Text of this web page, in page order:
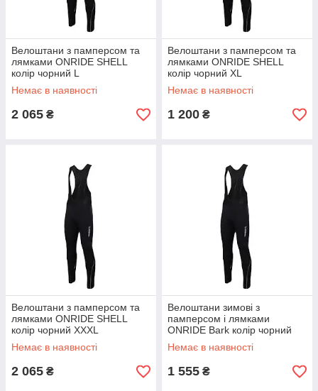
Велоштани з памперсом та
лямками ONRIDE SHELL
колір чорний L
Немає в наявності
2 065 ₴
Велоштани з памперсом та
лямками ONRIDE SHELL
колір чорний XL
Немає в наявності
1 200 ₴
Велоштани з памперсом та
лямками ONRIDE SHELL
колір чорний XXXL
Немає в наявності
2 065 ₴
Велоштани зимові з
памперсом і лямками
ONRIDE Bark колір чорний
XXXL
Немає в наявності
1 555 ₴